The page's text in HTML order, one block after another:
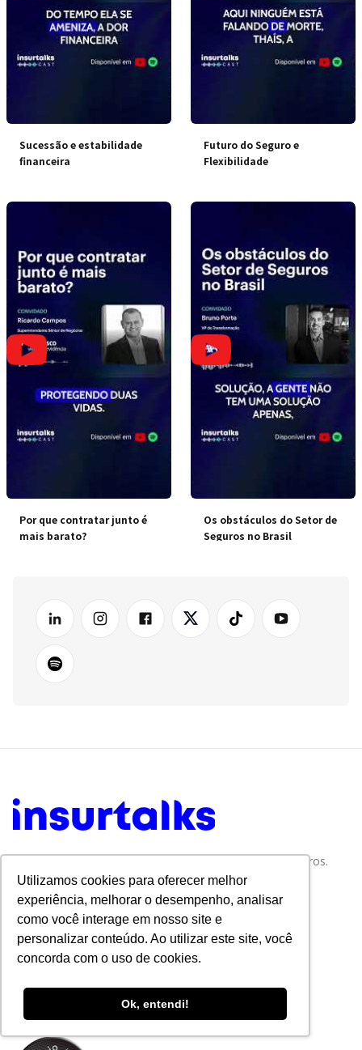
Utilizamos cookies para oferecer melhor
experiência, melhorar o desempenho, analisar
como você interage em nosso site e
personalizar conteúdo. Ao utilizar este site, você
concorda com o uso de cookies.
Ok, entendi!
Sucessão e estabilidade
financeira
Futuro do Seguro e
Flexibilidade
Por que contratar junto é
mais barato?
Os obstáculos do Setor de
Seguros no Brasil
Tudo sobre Tecnologia e Inovação no Mercado de Seguros.